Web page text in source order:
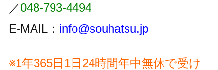
／048-793-4494
E-MAIL： info@souhatsu.jp
※1年365日1日24時間年中無休で受け